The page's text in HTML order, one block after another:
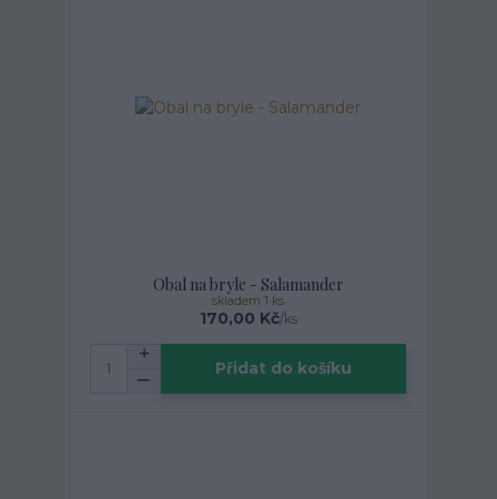
Obal na bryle - Salamander
170,00 Kč/ks
skladem 1 ks
Přidat do košíku